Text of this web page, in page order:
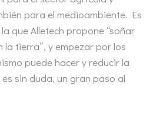
para el medioambiente. Es
que Alletech propone “soñar
la tierra”, y empezar por los
puede hacer y reducir la
sin duda, un gran paso al